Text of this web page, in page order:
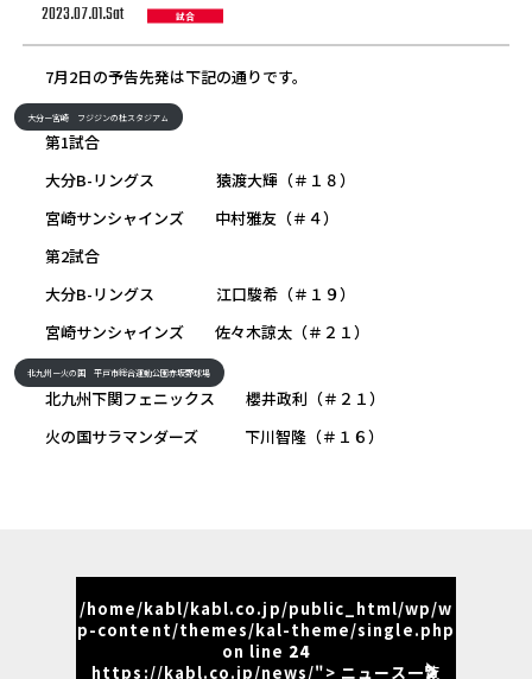
2023.07.01.Sat 試合
7月2日の予告先発は下記の通りです。
大分ー宮崎 フジジンの杜スタジアㇺ
第1試合
大分B-リングス 猿渡大輝（＃１８）
宮崎サンシャインズ 中村雅友（＃４）
第2試合
大分B-リングス 江口駿希（＃１９）
宮崎サンシャインズ 佐々木諒太（＃２１）
北九州ー火の国 平戸市総合運動公園赤坂野球場
北九州下関フェニックス 櫻井政利（＃２１）
火の国サラマンダーズ 下川智隆（＃１６）
/home/kabl/kabl.co.jp/public_html/wp/w
p-content/themes/kal-theme/single.php
on line 24
https://kabl.co.jp/news/"> ニュース一覧